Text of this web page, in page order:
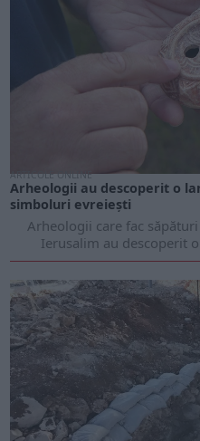
ARTICOLE ONLINE
Arheologii au descoperit o
simboluri evreiești
Arheologii care fac
Ierusalim au descoperit